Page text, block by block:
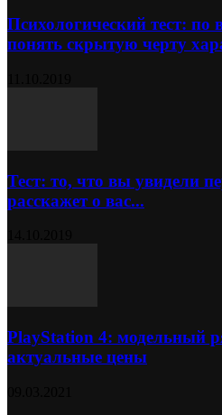
Психологический тест:
понять скрытую черту
Тест: то, что вы увидели
расскажет о вас...
PlayStation 4: модельный
актуальные цены